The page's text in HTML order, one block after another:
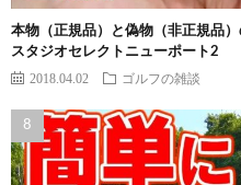
本物（正規品）と偽物（非正規品
スタジオセレクトニューポート2
2018.04.02 ゴルフの雑談